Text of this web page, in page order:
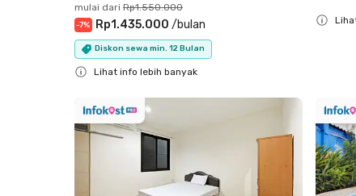
mulai dari Rp1.550.000
-7% Rp1.435.000 /bulan
Diskon sewa min. 12 Bulan
Lihat info lebih banyak